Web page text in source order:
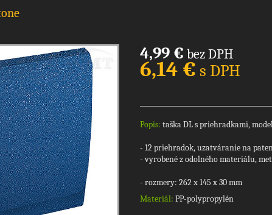
4,99 € bez DPH
6,14 € s DPH
Popis: taška DL s priehradkami,
- 12 priehradok, uzatváranie na
- vyrobené z odolného materiálu,
- rozmery: 262 x 145 x 30 mm
Materiál: PP-polypropylén